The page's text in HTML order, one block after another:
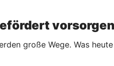
vorsorgen
große Wege. Was